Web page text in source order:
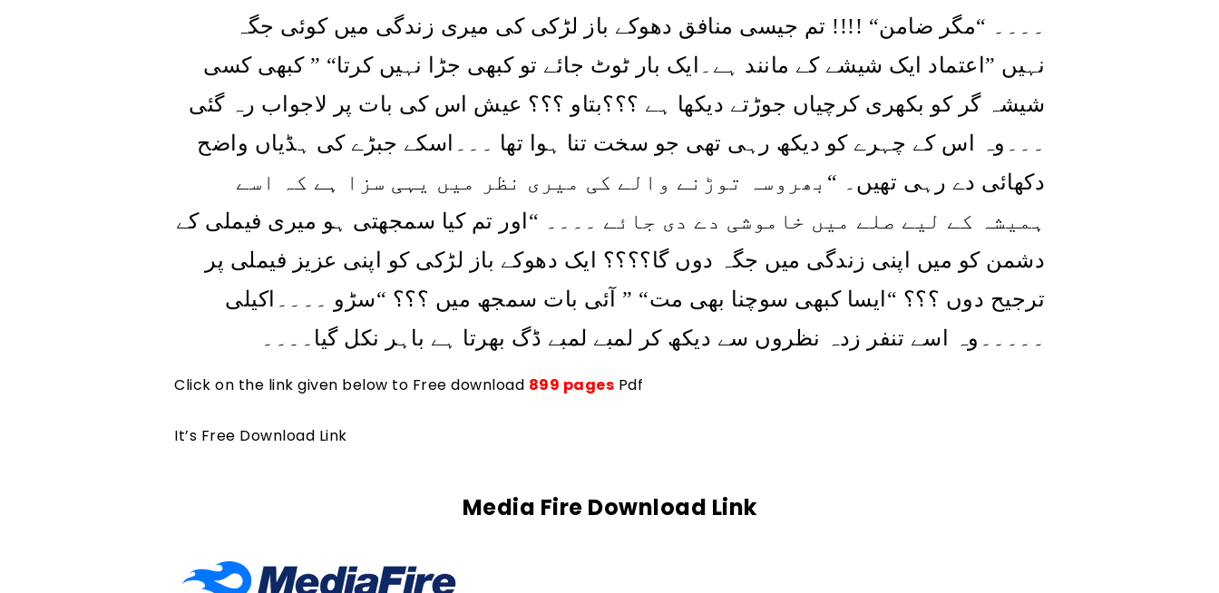
۔۔۔۔ “مگر ضامن!!!! “ تم جیسی منافق دھوکے باز لڑکی کی میری زندگی میں کوئی جگہ
نہیں ” اعتماد ایک شیشے کے مانند ہے۔ایک بار ٹوٹ جائے تو کبھی جڑا نہیں کرتا” “کبھی کسی
شیشہ گر کو بکھری کرچیاں جوڑتے دیکھا ہے ؟؟؟بتاو ؟؟؟ عیش اس کی بات پر لاجواب رہ گئی
۔۔۔وہ اس کے چہرے کو دیکھ رہی تھی جو سخت تنا ہوا تھا ۔۔۔اسکے جبڑے کی ہڈیاں واضح
دکھائی دے رہی تھیں۔ “ بھروسہ توڑنے والے کی میری نظر میں یہی سزا ہے کہ اسے
ہمیشہ کے لیے صلے میں خاموشی دے دی جائے ۔۔۔۔ “ اور تم کیا سمجھتی ہو میری فیملی کے
دشمن کو میں اپنی زندگی میں جگہ دوں گا؟؟؟؟ ایک دھوکے باز لڑکی کو اپنی عزیز فیملی پر
ترجیح دوں ؟؟؟ “ ایسا کبھی سوچنا بھی مت” “ آئی بات سمجھ میں ؟؟؟ “سڑو ۔۔۔۔اکیلی
۔۔۔۔۔وہ اسے تنفر زدہ نظروں سے دیکھ کر لمبے لمبے ڈگ بھرتا ہے باہر نکل گیا۔۔۔۔
Click on the link given below to Free download 899 pages Pdf
It’s Free Download Link
Media Fire Download Link